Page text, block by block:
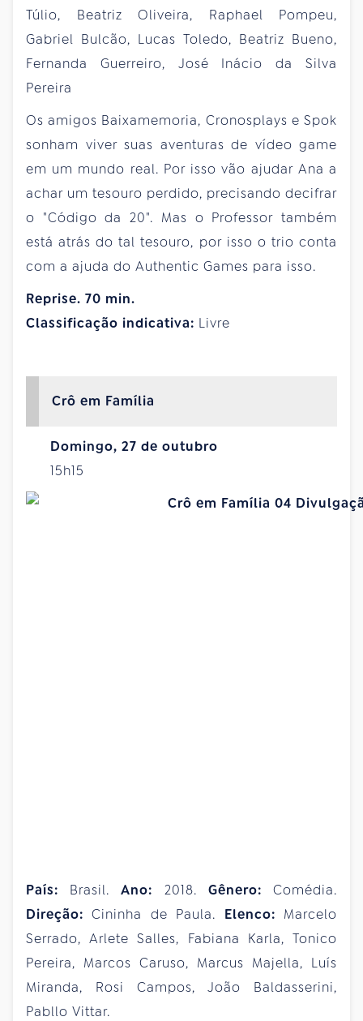
Túlio, Beatriz Oliveira, Raphael Pompeu,
Gabriel Bulcão, Lucas Toledo, Beatriz Bueno,
Fernanda Guerreiro, José Inácio da Silva
Pereira
Os amigos Baixamemoria, Cronosplays e Spok
sonham viver suas aventuras de vídeo game
em um mundo real. Por isso vão ajudar Ana a
achar um tesouro perdido, precisando decifrar
o "Código da 20". Mas o Professor também
está atrás do tal tesouro, por isso o trio conta
com a ajuda do Authentic Games para isso.
Reprise. 70 min.
Classificação indicativa: Livre
Crô em Família
Domingo, 27 de outubro
15h15
País: Brasil.Ano: 2018. Gênero:Comédia.
Direção:Cininha de Paula. Elenco: Marcelo
Serrado, Arlete Salles, Fabiana Karla, Tonico
Pereira, Marcos Caruso, Marcus Majella, Luís
Miranda, Rosi Campos, João Baldasserini,
Pabllo Vittar.